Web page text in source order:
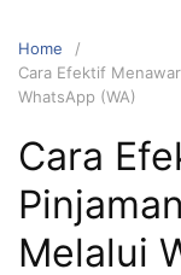
Home
Cara Efektif
WhatsApp (WA)
Cara
Melalui